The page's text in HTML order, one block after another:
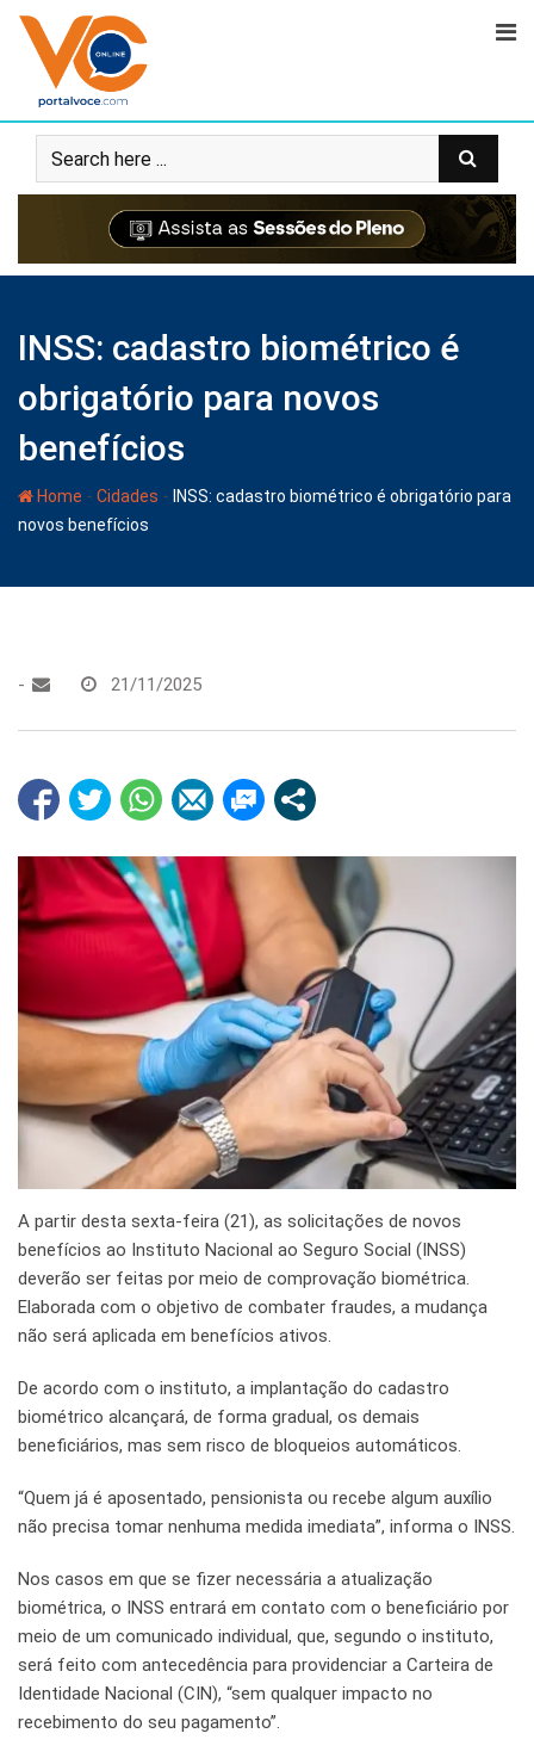
INSS: cadastro biométrico é
obrigatório para novos
benefícios
Home - Cidades - INSS: cadastro biométrico é obrigatório para
novos benefícios
- 21/11/2025
A partir desta sexta-feira (21), as solicitações de novos
benefícios ao Instituto Nacional ao Seguro Social (INSS)
deverão ser feitas por meio de comprovação biométrica.
Elaborada com o objetivo de combater fraudes, a mudança
não será aplicada em benefícios ativos.
De acordo com o instituto, a implantação do cadastro
biométrico alcançará, de forma gradual, os demais
beneficiários, mas sem risco de bloqueios automáticos.
“Quem já é aposentado, pensionista ou recebe algum auxílio
não precisa tomar nenhuma medida imediata”, informa o INSS.
Nos casos em que se fizer necessária a atualização
biométrica, o INSS entrará em contato com o beneficiário por
meio de um comunicado individual, que, segundo o instituto,
será feito com antecedência para providenciar a Carteira de
Identidade Nacional (CIN), “sem qualquer impacto no
recebimento do seu pagamento”.